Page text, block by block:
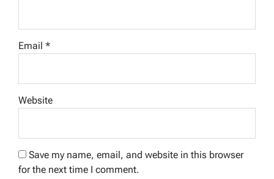
Email *
Website
Save my name, email, and website in this browser
for the next time I comment.